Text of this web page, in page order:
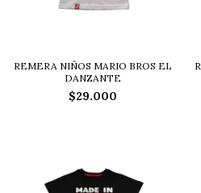
REMERA NIÑOS MARIO BROS EL
DANZANTE
$29.000